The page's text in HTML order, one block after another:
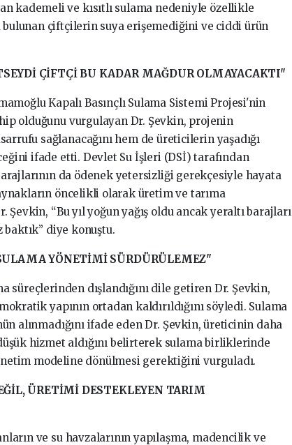
kademeli ve kısıtlı sulama nedeniyle özellikle
çiftçilerin suya erişemediğini ve ciddi ürün
ÇİFTÇİ BU KADAR MAĞDUR OLMAYACAKTI"
Kapalı Basınçlı Sulama Sistemi Projesi'nin
olduğunu vurgulayan Dr. Şevkin, projenin
sağlanacağını hem de üreticilerin yaşadığı
ifade etti. Devlet Su İşleri (DSİ) tarafından
da ödenek yetersizliği gerekçesiyle hayata
öncelikli olarak üretim ve tarıma
“Bu yıl yoğun yağış oldu ancak yeraltı barajları
diye konuştu.
YÖNETİMİ SÜRDÜRÜLEMEZ"
dışlandığını dile getiren Dr. Şevkin,
yapının ortadan kaldırıldığını söyledi. Sulama
alınmadığını ifade eden Dr. Şevkin, üreticinin daha
hizmet aldığını belirterek sulama birliklerinde
modeline dönülmesi gerektiğini vurguladı.
ÜRETİMİ DESTEKLEYEN TARIM
ve su havzalarının yapılaşma, madencilik ve